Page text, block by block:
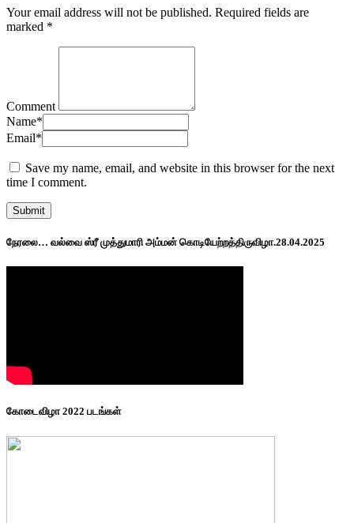
Your email address will not be published. Required fields are
marked *
Comment
Name*
Email*
Save my name, email, and website in this browser for the next
time I comment.
நேரலை… வல்வை ஸ்ரீ முத்துமாரி அம்மன் கொடியேற்றத்திருவிழா.28.04.2025
கோடைவிழா 2022 படங்கள்